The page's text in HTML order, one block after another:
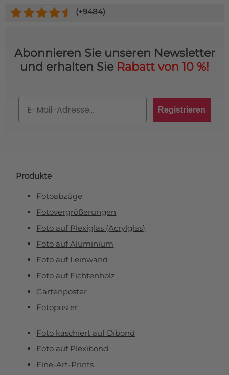
(+9484)
Abonnieren Sie unseren Newsletter
und erhalten Sie Rabatt von 10 %!
Registrieren
Produkte
Fotoabzüge
Fotovergrößerungen
Foto auf Plexiglas (Acrylglas)
Foto auf Aluminium
Foto auf Leinwand
Foto auf Fichtenholz
Gartenposter
Fotoposter
Foto kaschiert auf Dibond
Foto auf Plexibond
Fine-Art-Prints